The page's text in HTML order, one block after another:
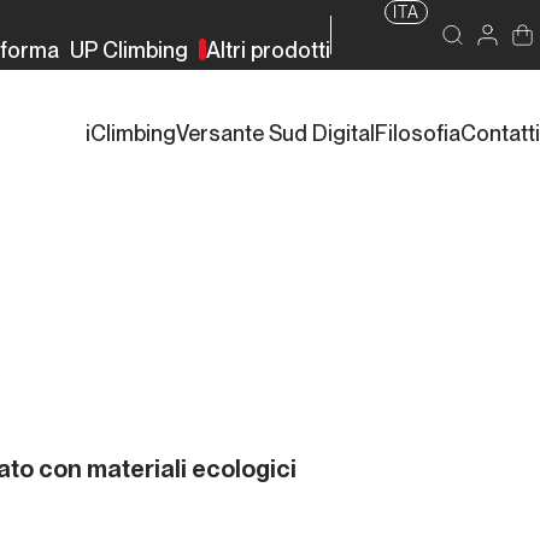
UP Climbing Altri prodotti
ITA
iClimbingVersante Sud Digital FilosofiaContatti
con materiali ecologici